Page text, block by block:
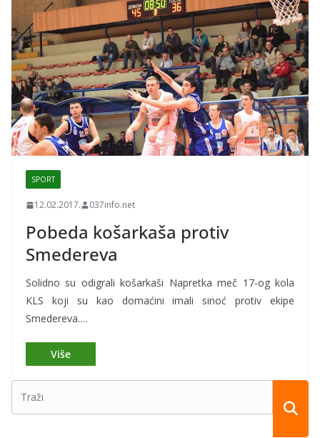
SPORT
12.02.2017. 037info.net
Pobeda košarkaša protiv
Smedereva
Solidno su odigrali košarkaši Napretka meč 17-og kola
KLS koji su kao domaćini imali sinoć protiv ekipe
Smedereva.…